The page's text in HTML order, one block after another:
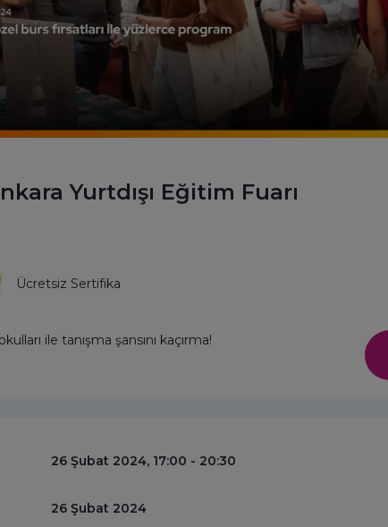
Yurtdışı Eğitim Fuarı
Ücretsiz Sertifika
ile tanışma şansını kaçırma!
26 Şubat 2024, 17:00 - 20:30
26 Şubat 2024